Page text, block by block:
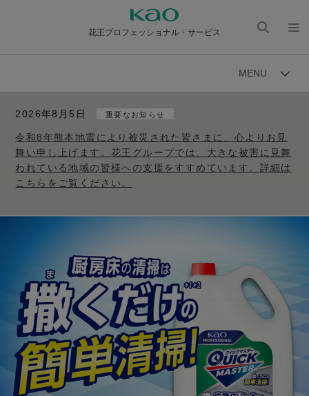
花王プロフェッショナル・サービス
く
MENU
2026年8月5日 重要なお知らせ
令和8年熊本地震により被災された皆さまに、心よりお見
舞い申し上げます。花王グループでは、大きな被害に見舞
われている地域の皆様への支援をすすめています。詳細は
こちらをご覧ください。